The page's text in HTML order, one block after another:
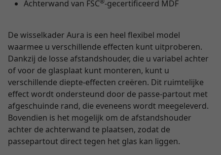
Achterwand van FSC -gecertificeerd MDF
De wisselkader Aura is een heel flexibel model
waarmee u verschillende effecten kunt uitproberen.
Dankzij de losse afstandshouder, die u variabel achter
of voor de glasplaat kunt monteren, kunt u
verschillende diepte-effecten creëren. Dit ruimtelijke
effect wordt ondersteund door de passe-partout met
afgeschuinde rand, die eveneens wordt meegeleverd.
Bovendien is het mogelijk om de afstandshouder
achter de achterwand te plaatsen, zodat de
passepartout direct tegen het glas kan liggen.